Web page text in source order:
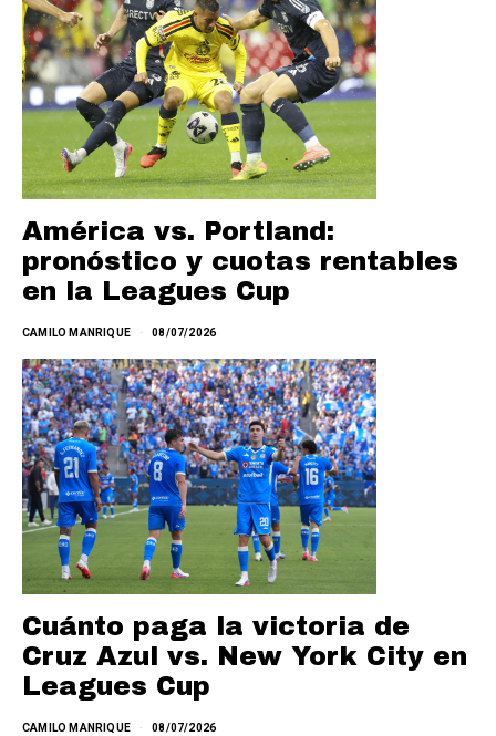
América vs. Portland:
pronóstico y cuotas rentables
en la Leagues Cup
CAMILO MANRIQUE 08/07/2026
Cuánto paga la victoria de
Cruz Azul vs. New York City en
Leagues Cup
CAMILO MANRIQUE 08/07/2026